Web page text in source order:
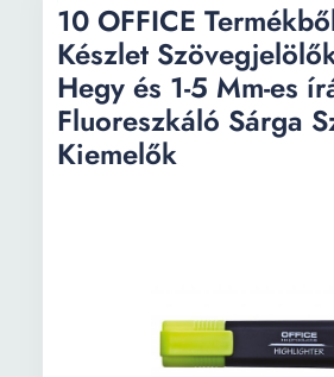
10 OFFICE
Készlet
Hegy és 1-5 Mm-es
Fluoreszkáló Sárga
Kiemelők